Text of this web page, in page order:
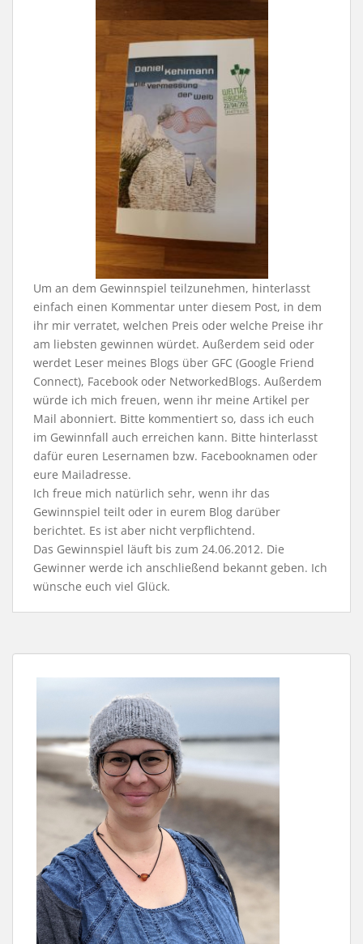
Um an dem Gewinnspiel teilzunehmen, hinterlasst
einfach einen Kommentar unter diesem Post, in dem
ihr mir verratet, welchen Preis oder welche Preise ihr
am liebsten gewinnen würdet. Außerdem seid oder
werdet Leser meines Blogs über GFC (Google Friend
Connect), Facebook oder NetworkedBlogs. Außerdem
würde ich mich freuen, wenn ihr meine Artikel per
Mail abonniert. Bitte kommentiert so, dass ich euch
im Gewinnfall auch erreichen kann. Bitte hinterlasst
dafür euren Lesernamen bzw. Facebooknamen oder
eure Mailadresse.
Ich freue mich natürlich sehr, wenn ihr das
Gewinnspiel teilt oder in eurem Blog darüber
berichtet. Es ist aber nicht verpflichtend.
Das Gewinnspiel läuft bis zum 24.06.2012. Die
Gewinner werde ich anschließend bekannt geben. Ich
wünsche euch viel Glück.